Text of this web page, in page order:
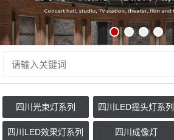
四川光束灯系列 四川LED摇头灯系列
四川LED效果灯系列 四川成像灯